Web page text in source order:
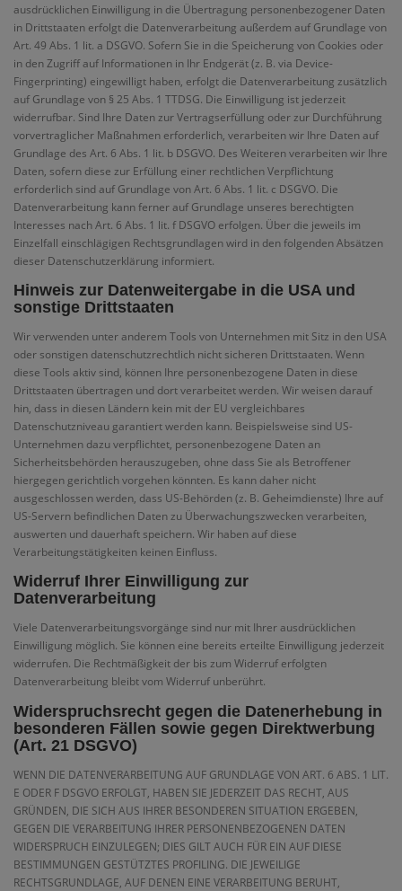
ausdrücklichen Einwilligung in die Übertragung personenbezogener Daten
in Drittstaaten erfolgt die Datenverarbeitung außerdem auf Grundlage von
Art. 49 Abs. 1 lit. a DSGVO. Sofern Sie in die Speicherung von Cookies oder
in den Zugriff auf Informationen in Ihr Endgerät (z. B. via Device-
Fingerprinting) eingewilligt haben, erfolgt die Datenverarbeitung zusätzlich
auf Grundlage von § 25 Abs. 1 TTDSG. Die Einwilligung ist jederzeit
widerrufbar. Sind Ihre Daten zur Vertragserfüllung oder zur Durchführung
vorvertraglicher Maßnahmen erforderlich, verarbeiten wir Ihre Daten auf
Grundlage des Art. 6 Abs. 1 lit. b DSGVO. Des Weiteren verarbeiten wir Ihre
Daten, sofern diese zur Erfüllung einer rechtlichen Verpflichtung
erforderlich sind auf Grundlage von Art. 6 Abs. 1 lit. c DSGVO. Die
Datenverarbeitung kann ferner auf Grundlage unseres berechtigten
Interesses nach Art. 6 Abs. 1 lit. f DSGVO erfolgen. Über die jeweils im
Einzelfall einschlägigen Rechtsgrundlagen wird in den folgenden Absätzen
dieser Datenschutzerklärung informiert.
Hinweis zur Datenweitergabe in die USA und
sonstige Drittstaaten
Wir verwenden unter anderem Tools von Unternehmen mit Sitz in den USA
oder sonstigen datenschutzrechtlich nicht sicheren Drittstaaten. Wenn
diese Tools aktiv sind, können Ihre personenbezogene Daten in diese
Drittstaaten übertragen und dort verarbeitet werden. Wir weisen darauf
hin, dass in diesen Ländern kein mit der EU vergleichbares
Datenschutzniveau garantiert werden kann. Beispielsweise sind US-
Unternehmen dazu verpflichtet, personenbezogene Daten an
Sicherheitsbehörden herauszugeben, ohne dass Sie als Betroffener
hiergegen gerichtlich vorgehen könnten. Es kann daher nicht
ausgeschlossen werden, dass US-Behörden (z. B. Geheimdienste) Ihre auf
US-Servern befindlichen Daten zu Überwachungszwecken verarbeiten,
auswerten und dauerhaft speichern. Wir haben auf diese
Verarbeitungstätigkeiten keinen Einfluss.
Widerruf Ihrer Einwilligung zur
Datenverarbeitung
Viele Datenverarbeitungsvorgänge sind nur mit Ihrer ausdrücklichen
Einwilligung möglich. Sie können eine bereits erteilte Einwilligung jederzeit
widerrufen. Die Rechtmäßigkeit der bis zum Widerruf erfolgten
Datenverarbeitung bleibt vom Widerruf unberührt.
Widerspruchsrecht gegen die Datenerhebung in
besonderen Fällen sowie gegen Direktwerbung
(Art. 21 DSGVO)
WENN DIE DATENVERARBEITUNG AUF GRUNDLAGE VON ART. 6 ABS. 1 LIT.
E ODER F DSGVO ERFOLGT, HABEN SIE JEDERZEIT DAS RECHT, AUS
GRÜNDEN, DIE SICH AUS IHRER BESONDEREN SITUATION ERGEBEN,
GEGEN DIE VERARBEITUNG IHRER PERSONENBEZOGENEN DATEN
WIDERSPRUCH EINZULEGEN; DIES GILT AUCH FÜR EIN AUF DIESE
BESTIMMUNGEN GESTÜTZTES PROFILING. DIE JEWEILIGE
RECHTSGRUNDLAGE, AUF DENEN EINE VERARBEITUNG BERUHT,